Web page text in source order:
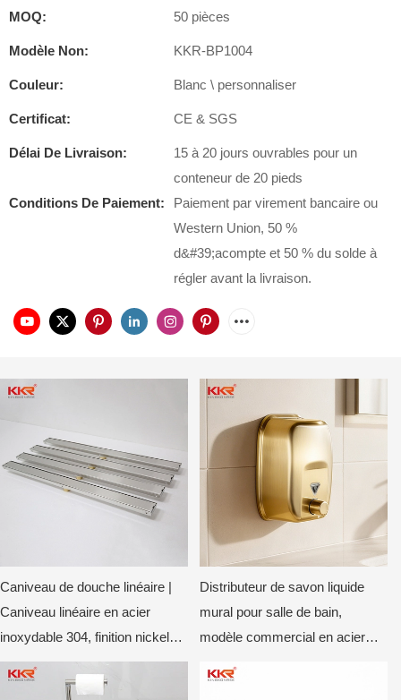
MOQ: 50 pièces
Modèle Non: KKR-BP1004
Couleur: Blanc \ personnaliser
Certificat: CE & SGS
Délai De Livraison:
15 à 20 jours ouvrables pour un
conteneur de 20 pieds
Conditions De Paiement:
Paiement par virement bancaire ou
Western Union, 50 %
d&#39;acompte et 50 % du solde à
régler avant la livraison.
Caniveau de douche linéaire |
Caniveau linéaire en acier
inoxydable 304, finition nickel
brossé
Distributeur de savon liquide
mural pour salle de bain,
modèle commercial en acier